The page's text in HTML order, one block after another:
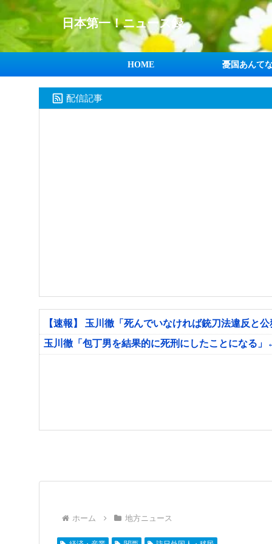
日本第一！ニュース録
HOME 憂国あんて
配信記事
【速報】 玉川徹「死んでいなければ銃刀法違反と
玉川徹「包丁男を結果的に死刑にしたことになる
ホーム 地方ニュース